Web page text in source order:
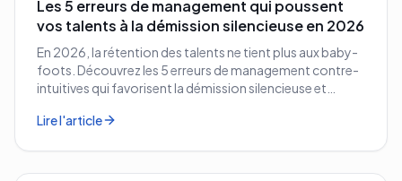
Les 5 erreurs de management qui poussent
vos talents à la démission silencieuse en 2026
En 2026, la rétention des talents ne tient plus aux baby-
foots. Découvrez les 5 erreurs de management contre-
intuitives qui favorisent la démission silencieuse et
Lire l'article